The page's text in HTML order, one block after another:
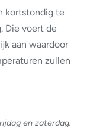
kortstondig te
Die voert de
aan waardoor
zullen
en zaterdag.